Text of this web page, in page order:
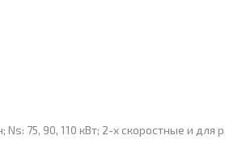
75, 90, 110 кВт; 2-х скоростные и